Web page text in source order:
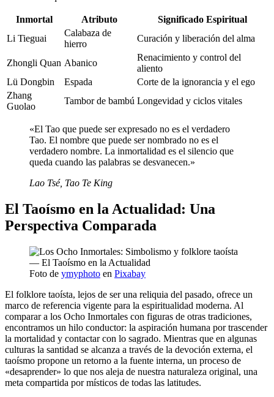
Inmortal Atributo
Significado Espiritual
Li Tieguai
Calabaza de
hierro
Curación y liberación del alma
Zhongli Quan Abanico
Renacimiento y control del
aliento
Lü Dongbin
Espada
Corte de la ignorancia y el ego
Zhang
Guolao
Tambor de bambú Longevidad y ciclos vitales
«El Tao que puede ser expresado no es el verdadero
Tao. El nombre que puede ser nombrado no es el
verdadero nombre. La inmortalidad es el silencio que
queda cuando las palabras se desvanecen.»
Lao Tsé, Tao Te King
El Taoísmo en la Actualidad: Una
Perspectiva Comparada
Foto de ymyphoto en Pixabay
El folklore taoísta, lejos de ser una reliquia del pasado, ofrece un
marco de referencia vigente para la espiritualidad moderna. Al
comparar a los Ocho Inmortales con figuras de otras tradiciones,
encontramos un hilo conductor: la aspiración humana por trascender
la mortalidad y contactar con lo sagrado. Mientras que en algunas
culturas la santidad se alcanza a través de la devoción externa, el
taoísmo propone un retorno a la fuente interna, un proceso de
«desaprender» lo que nos aleja de nuestra naturaleza original, una
meta compartida por místicos de todas las latitudes.